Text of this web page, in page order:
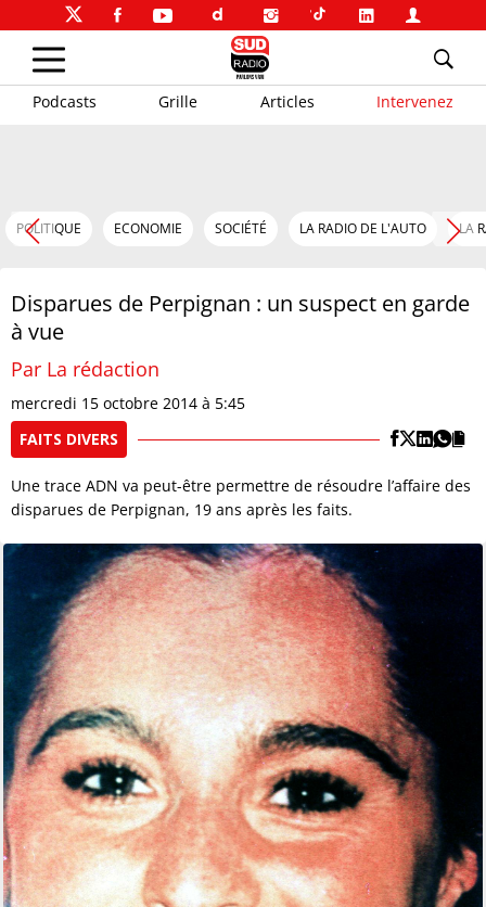
Podcasts Grille Articles Intervenez
POLITIQUE ECONOMIE SOCIÉTÉ LA RADIO DE L'AUTO LA
Disparues de Perpignan : un suspect en garde
à vue
Par La rédaction
mercredi 15 octobre 2014 à 5:45
FAITS DIVERS
Une trace ADN va peut-être permettre de résoudre l’affaire des
disparues de Perpignan, 19 ans après les faits.